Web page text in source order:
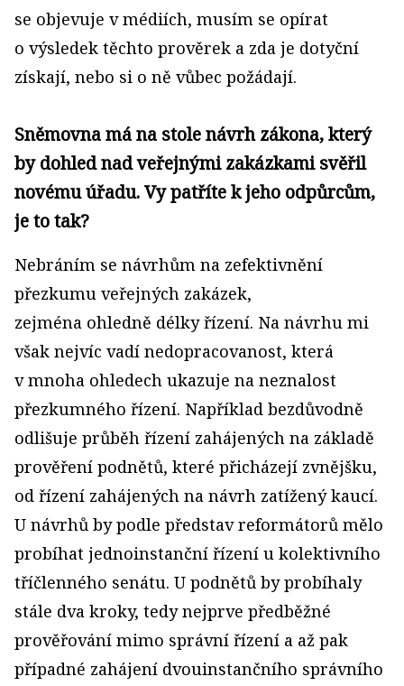
se objevuje v médiích, musím se opírat
o výsledek těchto prověrek a zda je dotyční
získají, nebo si o ně vůbec požádají.
Sněmovna má na stole návrh zákona, který
by dohled nad veřejnými zakázkami svěřil
novému úřadu. Vy patříte k jeho odpůrcům,
je to tak?
Nebráním se návrhům na zefektivnění
přezkumu veřejných zakázek,
zejména ohledně délky řízení. Na návrhu mi
však nejvíc vadí nedopracovanost, která
v mnoha ohledech ukazuje na neznalost
přezkumného řízení. Například bezdůvodně
odlišuje průběh řízení zahájených na základě
prověření podnětů, které přicházejí zvnějšku,
od řízení zahájených na návrh zatížený kaucí.
U návrhů by podle představ reformátorů mělo
probíhat jednoinstanční řízení u kolektivního
tříčlenného senátu. U podnětů by probíhaly
stále dva kroky, tedy nejprve předběžné
prověřování mimo správní řízení a až pak
případné zahájení dvouinstančního správního